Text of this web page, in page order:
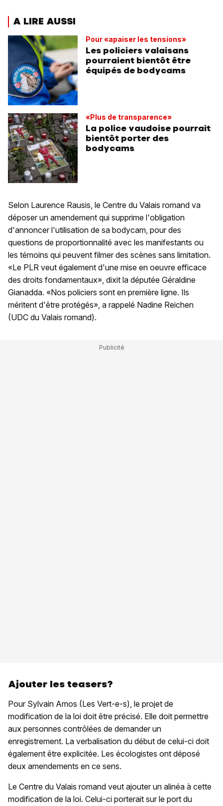
A LIRE AUSSI
Pour «apaiser les tensions»
Les policiers valaisans
pourraient bientôt être
équipés de bodycams
«Plus de transparence»
La police vaudoise pourrait
bientôt porter des
bodycams
Selon Laurence Rausis, le Centre du Valais romand va
déposer un amendement qui supprime l'obligation
d'annoncer l'utilisation de sa bodycam, pour des
questions de proportionnalité avec les manifestants ou
les témoins qui peuvent filmer des scènes sans limitation.
«Le PLR veut également d'une mise en oeuvre efficace
des droits fondamentaux», dixit la députée Géraldine
Gianadda. «Nos policiers sont en première ligne. Ils
méritent d'être protégés», a rappelé Nadine Reichen
(UDC du Valais romand).
Ajouter les teasers?
Pour Sylvain Amos (Les Vert-e-s), le projet de
modification de la loi doit être précisé. Elle doit permettre
aux personnes contrôlées de demander un
enregistrement. La verbalisation du début de celui-ci doit
également être explicitée. Les écologistes ont déposé
deux amendements en ce sens.
Le Centre du Valais romand veut ajouter un alinéa à cette
modification de la loi. Celui-ci porterait sur le port du